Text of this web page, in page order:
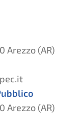
Arezzo (AR)
Arezzo (AR)